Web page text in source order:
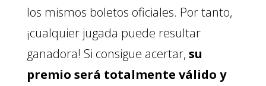
los mismos boletos oficiales. Por tanto,
¡cualquier jugada puede resultar
ganadora! Si consigue acertar, su
premio será totalmente válido y